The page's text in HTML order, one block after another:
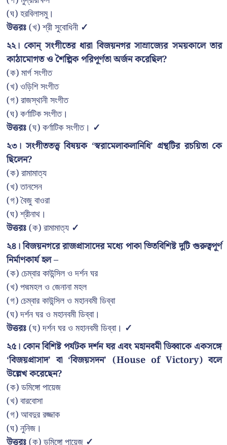
(ঘ) হরবিলাসমু।
উত্তরঃ(খ) শ্রী সুবোধিনী ✓
২২। কোন্ সংগীতের ধারা বিজয়নগর সাম্রাজ্যের সময়কালে তার
কাঠামোগত ও শৈল্পিক পরিপূর্ণতা অর্জন করেছিল?
(ক) মার্গ সংগীত
(খ) ওড়িশি সংগীত
(গ) রাজস্থানী সংগীত
(ঘ) কর্ণাটিক সংগীত।
উত্তরঃ(ঘ) কর্ণাটিক সংগীত। ✓
২৩। সংগীততত্ত্ব বিষয়ক ‘স্বরামেলাকলানিধি’ গ্রন্থটির রচয়িতা কে
ছিলেন?
(ক) রামামাত্য
(খ) তানসেন
(গ) বৈজু বাওরা
(ঘ) শ্রীনাথ।
উত্তরঃ(ক) রামামাত্য ✓
২৪। বিজয়নগরে রাজপ্রাসাদের মধ্যে পাকা ভিতবিশিষ্ট দুটি গুরুত্বপূর্ণ
নির্মাণকার্য হল –
(ক) চেম্বার কাউন্সিল ও দর্শন ঘর
(খ) পদ্মমহল ও জেনানা মহল
(গ) চেম্বার কাউন্সিল ও মহানবমী ডিব্বা
(ঘ) দর্শন ঘর ও মহানবমী ডিব্বা।
উত্তরঃ(ঘ) দর্শন ঘর ও মহানবমী ডিব্বা। ✓
২৫। কোন বিশিষ্ট পর্যটক দর্শন ঘর এবং মহানবমী ডিব্বাকে একসঙ্গে
‘বিজয়প্রাসাদ’ বা ‘বিজয়সদন’ (House of Victory) বলে
উল্লেখ করেছেন?
(ক) ডমিঙ্গো পায়েজ
(খ) বারবোসা
(গ) আবদুর রজ্জাক
(ঘ) নুনিজ।